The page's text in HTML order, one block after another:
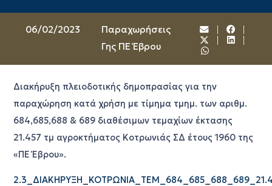
06/02/2023
Παραχωρήσεις
Γης ΠΕ Έβρου
Διακήρυξη πλειοδοτικής δημοπρασίας για την
παραχώρηση κατά χρήση με τίμημα τμημ. των αριθμ.
684,685,688 & 689 διαθέσιμων τεμαχίων έκτασης
21.457 τμ αγροκτήματος Κοτρωνιάς ΣΔ έτους 1960 της
«ΠΕ Έβρου».